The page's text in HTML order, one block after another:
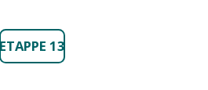
ETAPPE 13